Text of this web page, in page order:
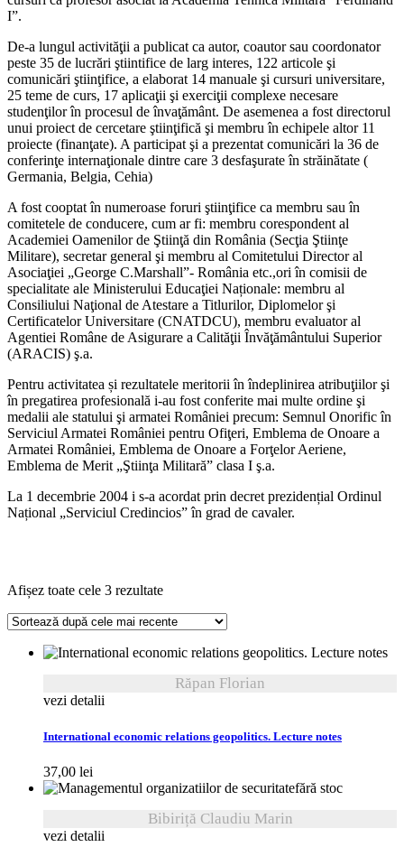
I”.
De-a lungul activităţii a publicat ca autor, coautor sau coordonator
peste 35 de lucrări ştiintifice de larg interes, 122 articole şi
comunicări ştiinţifice, a elaborat 14 manuale şi cursuri universitare,
25 teme de curs, 17 aplicaţii şi exerciţii complexe necesare
studenţilor în procesul de învaţământ. De asemenea a fost directorul
unui proiect de cercetare ştiinţifică şi membru în echipele altor 11
proiecte (finanţate). A participat şi a prezentat comunicări la 36 de
conferinţe internaţionale dintre care 3 desfaşurate în străinătate (
Germania, Belgia, Cehia)
A fost cooptat în numeroase foruri ştiinţifice ca membru sau în
comitetele de conducere, cum ar fi: membru corespondent al
Academiei Oamenilor de Ştiinţă din România (Secţia Ştiinţe
Militare), secretar general şi membru al Comitetului Director al
Asociaţiei „George C.Marshall”- România etc.,ori în comisii de
specialitate ale Ministerului Educaţiei Naționale: membru al
Consiliului Naţional de Atestare a Titlurilor, Diplomelor şi
Certificatelor Universitare (CNATDCU), membru evaluator al
Agentiei Române de Asigurare a Calităţii Învăţământului Superior
(ARACIS) ş.a.
Pentru activitatea și rezultatele meritorii în îndeplinirea atribuţiilor şi
în pregatirea profesională i-au fost conferite mai multe ordine şi
medalii ale statului şi armatei României precum: Semnul Onorific în
Serviciul Armatei României pentru Ofiţeri, Emblema de Onoare a
Armatei României, Emblema de Onoare a Forţelor Aeriene,
Emblema de Merit „Ştiinţa Militară” clasa I ş.a.
La 1 decembrie 2004 i s-a acordat prin decret prezidențial Ordinul
Național „Serviciul Credincios” în grad de cavaler.
Afișez toate cele 3 rezultateSortat
cele
recente
Răpan Florian
vezi detalii
International economic relations geopolitics. Lecture notes
37,00 lei
fără stoc
Bibiriță Claudiu Marin
vezi detalii